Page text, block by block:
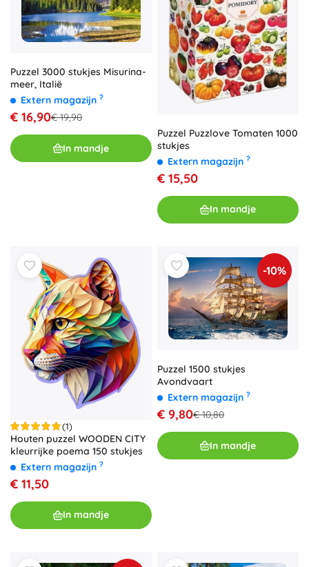
Puzzel 3000 stukjes Misurina-
meer, Italië
Extern magazijn ?
€ 16,90€ 19,90
In mandje
Puzzel Puzzlove Tomaten 1000
stukjes
Extern magazijn ?
€ 15,50
In mandje
(1)
Houten puzzel WOODEN CITY
kleurrijke poema 150 stukjes
Extern magazijn ?
€ 11,50
In mandje
-10%
Puzzel 1500 stukjes
Avondvaart
Extern magazijn ?
€ 9,80€ 10,80
In mandje